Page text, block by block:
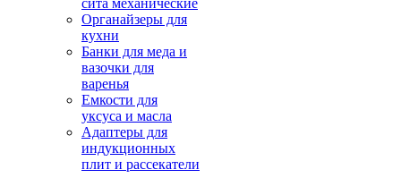
сита механические
Органайзеры для
кухни
Банки для меда и
вазочки для
варенья
Емкости для
уксуса и масла
Адаптеры для
индукционных
плит и рассекатели